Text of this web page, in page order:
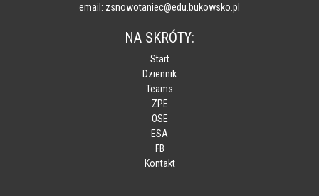
email: zsnowotaniec@edu.bukowsko.pl
NA SKRÓTY:
Start
Dziennik
Teams
ZPE
OSE
ESA
FB
Kontakt